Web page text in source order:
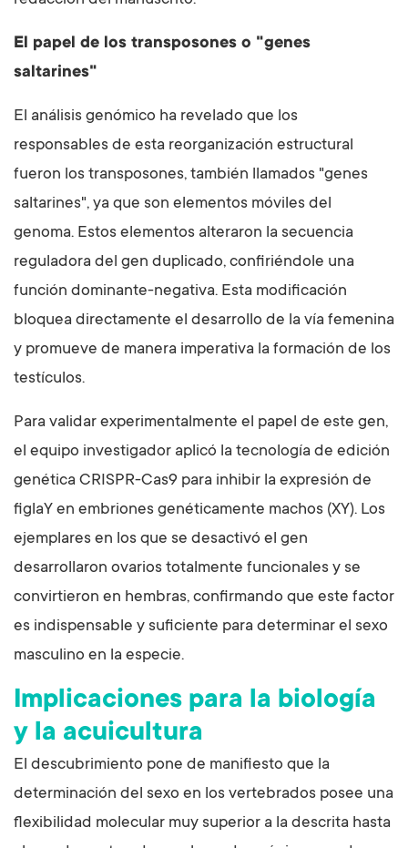
El papel de los transposones o "genes
saltarines"
El análisis genómico ha revelado que los
responsables de esta reorganización estructural
fueron los transposones, también llamados "genes
saltarines", ya que son elementos móviles del
genoma. Estos elementos alteraron la secuencia
reguladora del gen duplicado, confiriéndole una
función dominante-negativa. Esta modificación
bloquea directamente el desarrollo de la vía femenina
y promueve de manera imperativa la formación de los
testículos.
Para validar experimentalmente el papel de este gen,
el equipo investigador aplicó la tecnología de edición
genética CRISPR-Cas9 para inhibir la expresión de
figlaY en embriones genéticamente machos (XY). Los
ejemplares en los que se desactivó el gen
desarrollaron ovarios totalmente funcionales y se
convirtieron en hembras, confirmando que este factor
es indispensable y suficiente para determinar el sexo
masculino en la especie.
Implicaciones para la biología
y la acuicultura
El descubrimiento pone de manifiesto que la
determinación del sexo en los vertebrados posee una
flexibilidad molecular muy superior a la descrita hasta